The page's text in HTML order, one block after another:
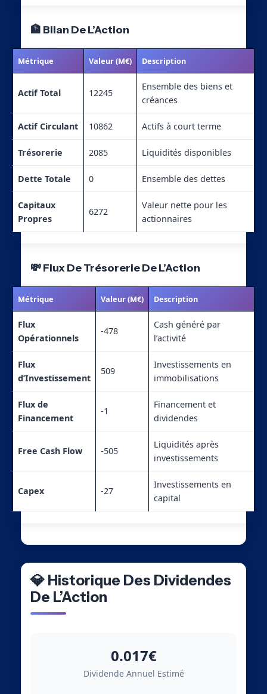
🏦 Bilan De L’Action
Métrique Valeur (M€) Description
Actif Total 12245
Ensemble des biens et
créances
Actif Circulant 10862 Actifs à court terme
Trésorerie 2085 Liquidités disponibles
Dette Totale 0 Ensemble des dettes
Capitaux
Propres
6272
Valeur nette pour les
actionnaires
💸 Flux De Trésorerie De L’Action
Métrique Valeur (M€) Description
Flux
Opérationnels
-478
Cash généré par
l’activité
Flux
d’Investissement
509
Investissements en
immobilisations
Flux de
Financement
-1
Financement et
dividendes
Free Cash Flow -505
Liquidités après
investissements
Capex -27
Investissements en
capital
💎 Historique Des Dividendes
De L’Action
0.017€
Dividende Annuel Estimé